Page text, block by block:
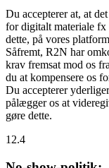
Du accepterer at, at
for digitalt materiale
dette, på vores
Såfremt, R2N har
krav fremsat mod os
du at kompensere os
Du accepterer
pålægger os at
gøre dette.
12.4